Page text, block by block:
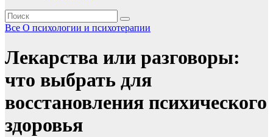
Все О психологии и психотерапии
Лекарства или разговоры:
что выбрать для
восстановления психического
здоровья